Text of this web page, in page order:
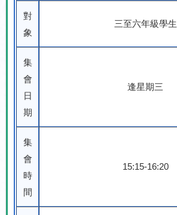
對
象
三至六年級學生
集
會
日
期
逢星期三
集
會
時
間
15:15-16:20